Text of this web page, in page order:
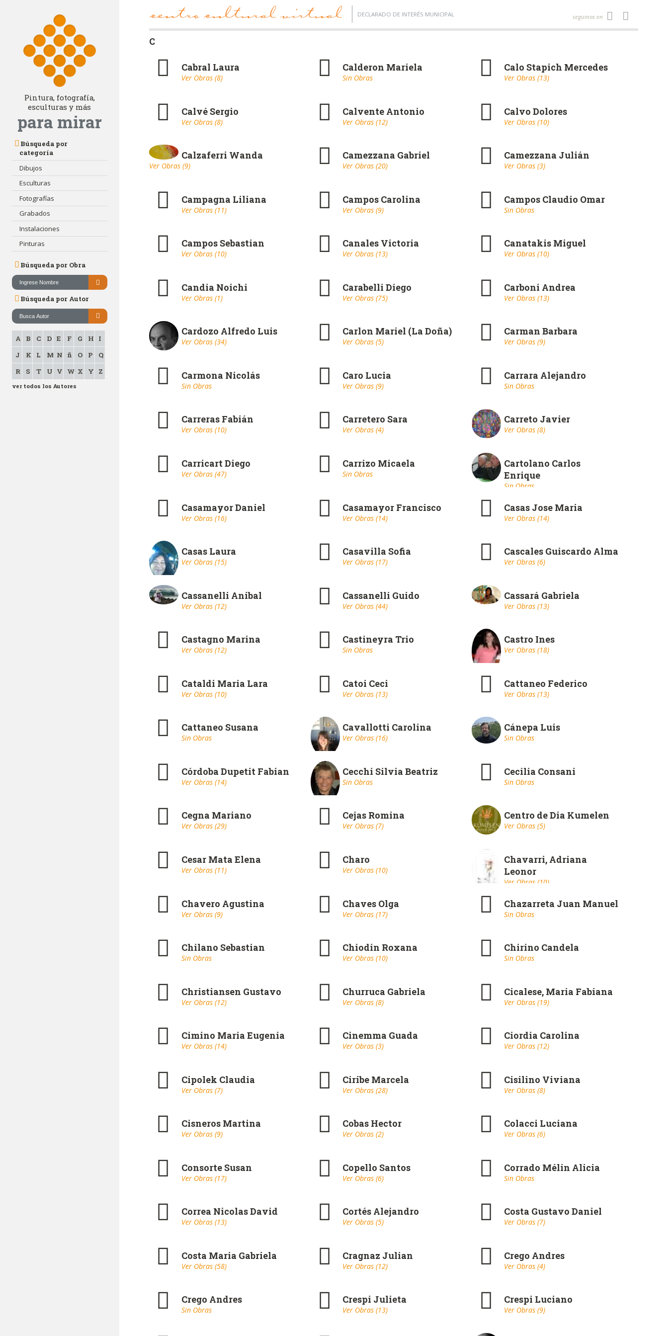
Pintura, fotografía,
esculturas y más
para mirar
Búsqueda por
categoría
Dibujos
Esculturas
Fotografías
Grabados
Instalaciones
Pinturas
Búsqueda por Obra
Búsqueda por Autor
A B C D E F G H
I
J
K L M N ñ O P
Q
R
S T U V W X Y Z
ver todos los Autores
DECLARADO DE INTERÉS MUNICIPAL seguinos en
C
Cabral Laura
Ver Obras (8)
Calderon Mariela
Sin Obras
Calo Stapich Mercedes
Ver Obras (13)
Calvé Sergio
Ver Obras (8)
Calvente Antonio
Ver Obras (12)
Calvo Dolores
Ver Obras (10)
Calzaferri Wanda
Ver Obras (9)
Camezzana Gabriel
Ver Obras (20)
Camezzana Julián
Ver Obras (3)
Campagna Liliana
Ver Obras (11)
Campos Carolina
Ver Obras (9)
Campos Claudio Omar
Sin Obras
Campos Sebastian
Ver Obras (10)
Canales Victoria
Ver Obras (13)
Canatakis Miguel
Ver Obras (10)
Candia Noichi
Ver Obras (1)
Carabelli Diego
Ver Obras (75)
Carboni Andrea
Ver Obras (13)
Cardozo Alfredo Luis
Ver Obras (34)
Carlon Mariel (La Doña)
Ver Obras (5)
Carman Barbara
Ver Obras (9)
Carmona Nicolás
Sin Obras
Caro Lucia
Ver Obras (9)
Carrara Alejandro
Sin Obras
Carreras Fabián
Ver Obras (10)
Carretero Sara
Ver Obras (4)
Carreto Javier
Ver Obras (8)
Carricart Diego
Ver Obras (47)
Carrizo Micaela
Sin Obras
Cartolano Carlos
Enrique
Sin Obras
Casamayor Daniel
Ver Obras (16)
Casamayor Francisco
Ver Obras (14)
Casas Jose Maria
Ver Obras (14)
Casas Laura
Ver Obras (15)
Casavilla Sofia
Ver Obras (17)
Cascales Guiscardo Alma
Ver Obras (6)
Cassanelli Anibal
Ver Obras (12)
Cassanelli Guido
Ver Obras (44)
Cassará Gabriela
Ver Obras (13)
Castagno Marina
Ver Obras (12)
Castineyra Trio
Sin Obras
Castro Ines
Ver Obras (18)
Cataldi Maria Lara
Ver Obras (10)
Catoi Ceci
Ver Obras (13)
Cattaneo Federico
Ver Obras (13)
Cattaneo Susana
Sin Obras
Cavallotti Carolina
Ver Obras (16)
Cánepa Luis
Sin Obras
Córdoba Dupetit Fabian
Ver Obras (14)
Cecchi Silvia Beatriz
Sin Obras
Cecilia Consani
Sin Obras
Cegna Mariano
Ver Obras (29)
Cejas Romina
Ver Obras (7)
Centro de Dia Kumelen
Ver Obras (5)
Cesar Mata Elena
Ver Obras (11)
Charo
Ver Obras (10)
Chavarri, Adriana
Leonor
Ver Obras (10)
Chavero Agustina
Ver Obras (9)
Chaves Olga
Ver Obras (17)
Chazarreta Juan Manuel
Sin Obras
Chilano Sebastian
Sin Obras
Chiodin Roxana
Ver Obras (10)
Chirino Candela
Sin Obras
Christiansen Gustavo
Ver Obras (12)
Churruca Gabriela
Ver Obras (8)
Cicalese, Maria Fabiana
Ver Obras (19)
Cimino Maria Eugenia
Ver Obras (14)
Cinemma Guada
Ver Obras (3)
Ciordia Carolina
Ver Obras (12)
Cipolek Claudia
Ver Obras (7)
Ciribe Marcela
Ver Obras (28)
Cisilino Viviana
Ver Obras (8)
Cisneros Martina
Ver Obras (9)
Cobas Hector
Ver Obras (2)
Colacci Luciana
Ver Obras (6)
Consorte Susan
Ver Obras (17)
Copello Santos
Ver Obras (6)
Corrado Mélin Alicia
Sin Obras
Correa Nicolas David
Ver Obras (13)
Cortés Alejandro
Ver Obras (5)
Costa Gustavo Daniel
Ver Obras (7)
Costa Maria Gabriela
Ver Obras (58)
Cragnaz Julian
Ver Obras (12)
Crego Andres
Ver Obras (4)
Crego Andres
Sin Obras
Crespi Julieta
Ver Obras (13)
Crespi Luciano
Ver Obras (9)